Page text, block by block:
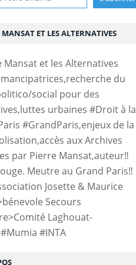
MANSAT ET LES ALTERNATIVES
du
social pour des
urbaines #Droit à la
#GrandParis,enjeux de la
aux Archives
par Pierre Mansat,auteur‼️
Meutre au Grand Paris‼️
Josette & Maurice
Secours
Laghouat-
#INTA